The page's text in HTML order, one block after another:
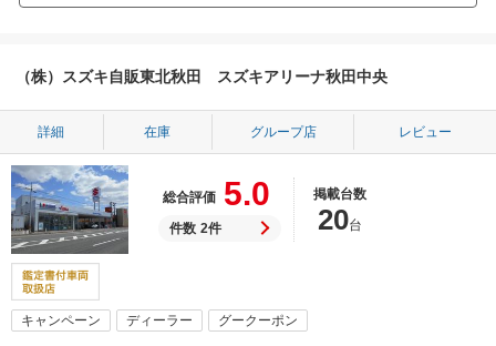
（株）スズキ自販東北秋田 スズキアリーナ秋田中央
詳細 在庫 グループ店 レビュー
総合評価 5.0
件数 2件
掲載台数
20台
キャンペーン ディーラー グークーポン